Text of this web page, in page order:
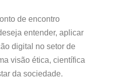
de encontro
entender, aplicar
digital no setor de
visão ética, científica
da sociedade.